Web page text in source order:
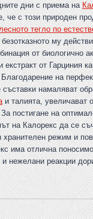
дни с приема на
че с този природен
тегло по
му
от биологично
екстракт от Гарциния
на
намаляват
и талията, увеличават
постигане на
на Калорекс да се
хранителен режим и
има отлична
и нежелани реакции